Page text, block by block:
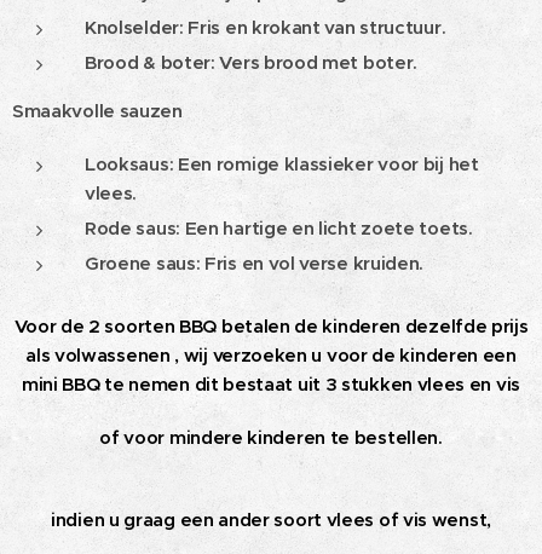
Knolselder: Fris en krokant van structuur.
Brood & boter: Vers brood met boter.
Smaakvolle sauzen
Looksaus: Een romige klassieker voor bij het
vlees.
Rode saus: Een hartige en licht zoete toets.
Groene saus: Fris en vol verse kruiden.
Voor de 2 soorten BBQ betalen de kinderen dezelfde prijs
als volwassenen , wij verzoeken u voor de kinderen een
mini BBQ te nemen dit bestaat uit 3 stukken vlees en vis
of voor mindere kinderen te bestellen.
indien u graag een ander soort vlees of vis wenst,